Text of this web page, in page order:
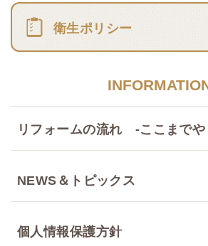
衛生ポリシー
リフォームの流れ -ここまでや
NEWS＆トピックス
個人情報保護方針